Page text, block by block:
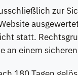
zur
statt.
an einem